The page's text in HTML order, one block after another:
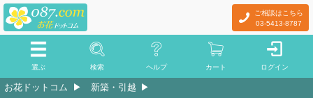
ご相談はこちら
03-5413-8787
選ぶ 検索 ヘルプ カート ログイン
お花ドットコム
新築・引越